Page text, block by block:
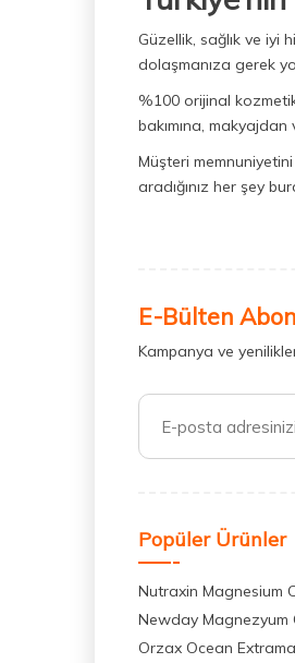
Güzellik, sağlık ve iyi
dolaşmanıza gerek
%100 orijinal
bakımına,
Müşteri
aradığınız her şey
E-Bülten
Kampanya ve
Popüler Ürünler
Nutraxin Magnesium
Newday Magnezyum
Orzax Ocean